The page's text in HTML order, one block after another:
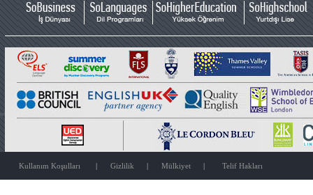
Kullanım Koşulları | Gizlilik | Mülkiyet | Telif Hakları